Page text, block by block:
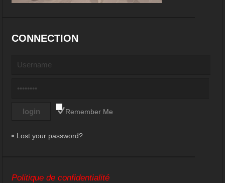
CONNECTION
Remember Me
Lost your password?
Politique de confidentialité